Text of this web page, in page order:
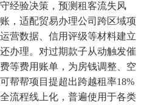
经验决策，预测租客流失风
，适配贸易办理公司跨区域项
营数据、信用评级等材料建立
办理。对过期款子从动触发催
等费用账单，为房钱调整、空
帮帮项目提超出跨越租率18%
流程线上化，普遍使用于各类